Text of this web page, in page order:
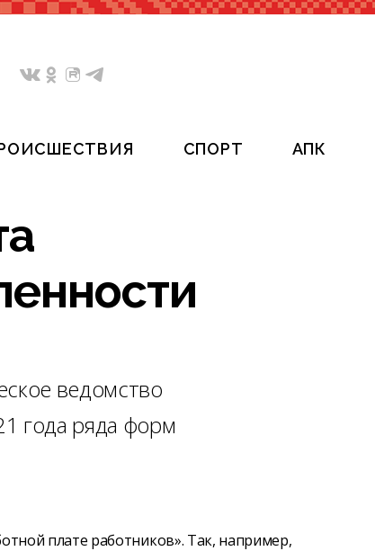
СПОРТ АПК
ведомство
года ряда форм
плате работников». Так, например,